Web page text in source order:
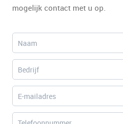
mogelijk contact met u op.